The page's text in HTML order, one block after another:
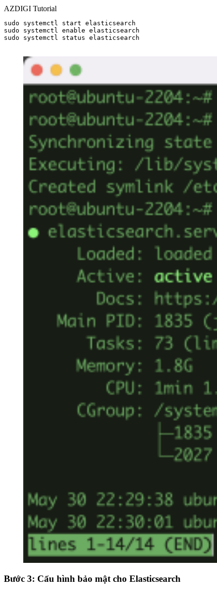
AZDIGI Tutorial
sudo systemctl start elasticsearch
sudo systemctl enable elasticsearch
sudo systemctl status elasticsearch
Bước 3: Cấu hình bảo mật cho Elasticsearch